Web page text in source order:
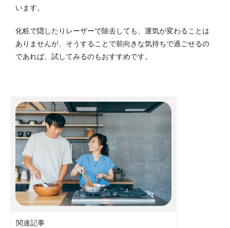
います。
化粧で隠したりレーザーで除去しても、運気が変わることは
ありませんが、そうすることで前向きな気持ちで過ごせるの
であれば、試してみるのもおすすめです。
関連記事